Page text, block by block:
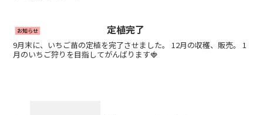
お知らせ 定植完了
9月末に、いちご苗の定植を完了させました。 12月の収穫、販売。 1
月のいちご狩りを目指してがんばります🍓